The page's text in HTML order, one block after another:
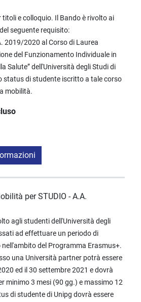
titoli e colloquio. Il Bando è rivolto ai
seguente requisito:
2019/2020 al Corso di Laurea
del Funzionamento Individuale in
Salute” dell'Università degli Studi di
status di studente iscritto a tale corso
mobilità.
per STUDIO - A.A.
agli studenti dell'Università degli
ad effettuare un periodo di
del Programma Erasmus+.
una Università partner potrà essere
ed il 30 settembre 2021 e dovrà
minimo 3 mesi (90 gg.) e massimo 12
di studente di Unipg dovrà essere